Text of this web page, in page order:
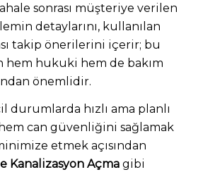
sonrası müşteriye verilen
detaylarını, kullanılan
takip önerilerini içerir; bu
hem hukuki hem de bakım
önemlidir.
durumlarda hızlı ama planlı
can güvenliğini sağlamak
etmek açısından
Kanalizasyon Açmagibi